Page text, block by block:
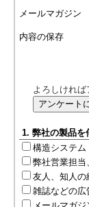
メールマガジン
内容の保存
よろしけれ
1. 弊社の製品を
構造システム
弊社営業担当
友人、知人の
雑誌などの広